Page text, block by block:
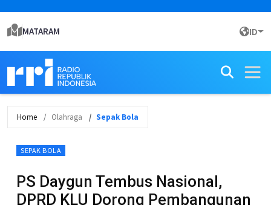
MATARAM ID
Home Olahraga Sepak Bola
SEPAK BOLA
PS Daygun Tembus Nasional,
DPRD KLU Dorong Pembangunan